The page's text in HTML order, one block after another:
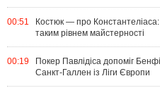
00:51
Костюк — про
таким рівнем майстерності
00:19
Покер Павлідіса допоміг
Санкт-Галлен із Ліги Європи